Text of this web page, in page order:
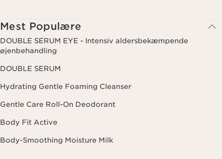
nyhedsbrev. For mere information om, hvordan vi håndterer dine data
og dine rettigheder, se venligst vores
Mest Populære
DOUBLE SERUM EYE - Intensiv aldersbekæmpende
øjenbehandling
DOUBLE SERUM
Hydrating Gentle Foaming Cleanser
Gentle Care Roll-On Deodorant
Body Fit Active
Body-Smoothing Moisture Milk